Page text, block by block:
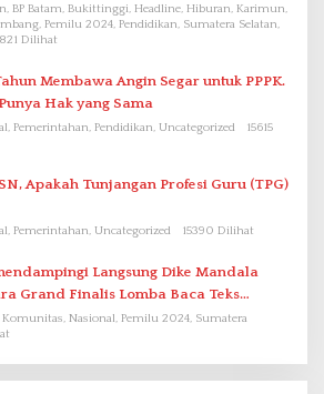
BP Batam, Bukittinggi, Headline, Hiburan, Karimun,
Pemilu 2024, Pendidikan, Sumatera Selatan,
Dilihat
Membawa Angin Segar untuk PPPK.
Hak yang Sama
Pemerintahan, Pendidikan, Uncategorized
15615
Apakah Tunjangan Profesi Guru (TPG)
Pemerintahan, Uncategorized 15390 Dilihat
Grand Finalis Lomba Baca Teks
Bung Karno di Bali
Nasional, Pemilu 2024, Sumatera